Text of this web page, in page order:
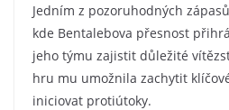
Jedním z pozoruhodných
kde Bentalebova přesnost
jeho týmu zajistit důležité
hru mu umožnila zachytit
iniciovat protiútoky.